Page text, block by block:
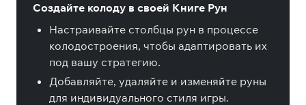
Создайте колоду в своей Книге Рун
Настраивайте столбцы рун в процессе
колодостроения, чтобы адаптировать их
под вашу стратегию.
Добавляйте, удаляйте и изменяйте руны
для индивидуального стиля игры.